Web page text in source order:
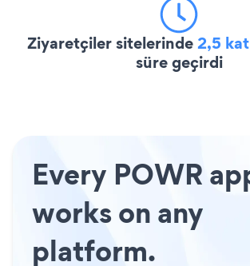
Ziyaretçiler sitelerinde2,5
süre geçirdi
Every POWR
works on any
platform.